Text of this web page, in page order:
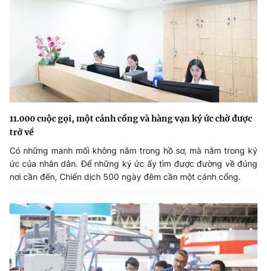
11.000 cuộc gọi, một cánh cổng và hàng vạn ký ức chờ được
trở về
Có những manh mối không nằm trong hồ sơ, mà nằm trong ký
ức của nhân dân. Để những ký ức ấy tìm được đường về đúng
nơi cần đến, Chiến dịch 500 ngày đêm cần một cánh cổng.